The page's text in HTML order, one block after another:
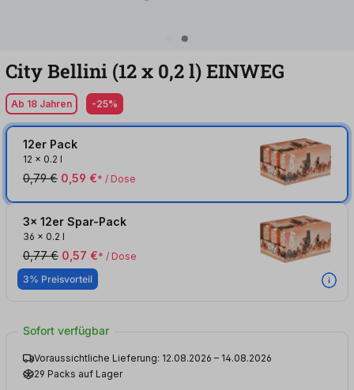
City Bellini (12x 0,2l)EINWEG
Ab 18 Jahren -25%
12er Pack
12 x 0.2 l
0,79 € 0,59 €* / Dose
3x 12er Spar-Pack
36 x 0.2 l
0,77 € 0,57 €* / Dose
3% Preisvorteil
Sofort verfügbar
Voraussichtliche Lieferung: 12.08.2026 – 14.08.2026
29 Packs auf Lager